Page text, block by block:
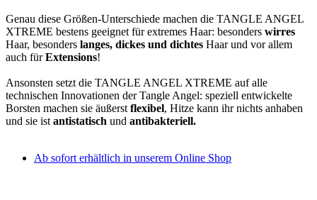
Genau diese Größen-Unterschiede machen die TANGLE ANGEL
XTREME bestens geeignet für extremes Haar: besonders wirres
Haar, besonders langes, dickes und dichtes Haar und vor allem
auch fürExtensions!
Ansonsten setzt die TANGLE ANGEL XTREME auf alle
technischen Innovationen der Tangle Angel: speziell entwickelte
Borsten machen sie äußerst flexibel, Hitze kann ihr nichts anhaben
und sie ist antistatisch und antibakteriell.
Ab sofort erhältlich in unserem Online Shop